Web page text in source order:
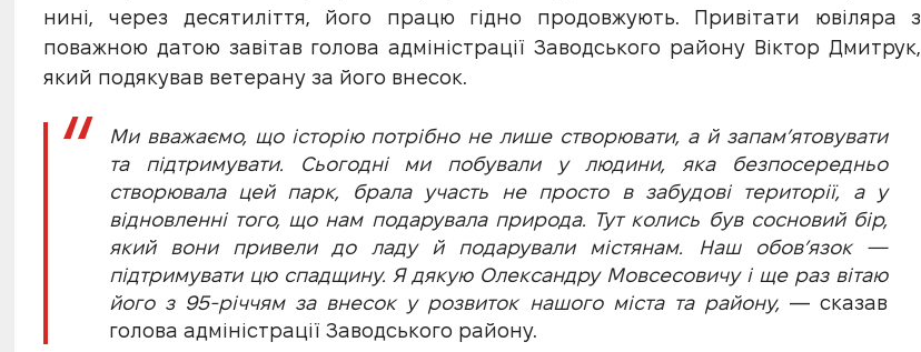
нині, через десятиліття, його працю гідно продовжують. Привітати ювіляра з
поважною датою завітав голова адміністрації Заводського району Віктор Дмитрук,
який подякував ветерану за його внесок.
Ми вважаємо, що історію потрібно не лише створювати, а й запам’ятовувати
та підтримувати. Сьогодні ми побували у людини, яка безпосередньо
створювала цей парк, брала участь не просто в забудові території, а у
відновленні того, що нам подарувала природа. Тут колись був сосновий бір,
який вони привели до ладу й подарували містянам. Наш обов’язок —
підтримувати цю спадщину. Я дякую Олександру Мовсесовичу і ще раз вітаю
його з 95-річчям за внесок у розвиток нашого міста та району, — сказав
голова адміністрації Заводського району.